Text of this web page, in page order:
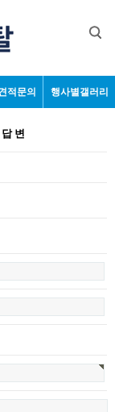
적문의 행사별갤러리
변